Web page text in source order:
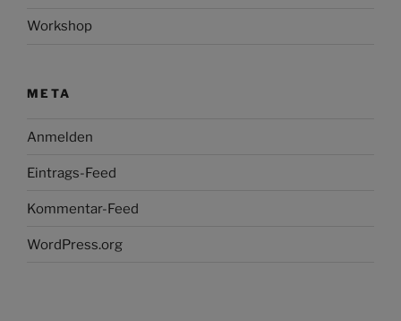
Workshop
META
Anmelden
Eintrags-Feed
Kommentar-Feed
WordPress.org